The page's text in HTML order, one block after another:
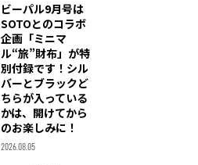
ビーパル9月号は
SOTOとのコラボ
企画「ミニマ
ル“旅”財布」が特
別付録です！シル
バーとブラックど
ちらが入っている
かは、開けてから
のお楽しみに！
2026.08.05